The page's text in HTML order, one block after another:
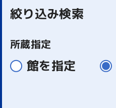
絞り込み検索
所蔵指定
館を指定